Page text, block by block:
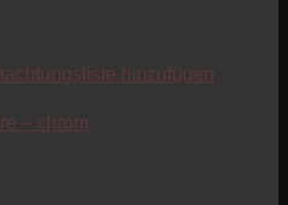
hinzufügen
– chrom